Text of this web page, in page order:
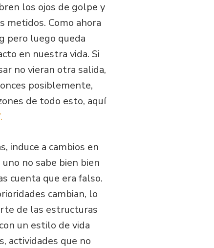
los ojos de golpe y
metidos. Como ahora
pero luego queda
en nuestra vida. Si
no vieran otra salida,
posiblemente,
de todo esto, aquí
induce a cambios en
no sabe bien bien
cuenta que era falso.
cambian, lo
de las estructuras
un estilo de vida
actividades que no